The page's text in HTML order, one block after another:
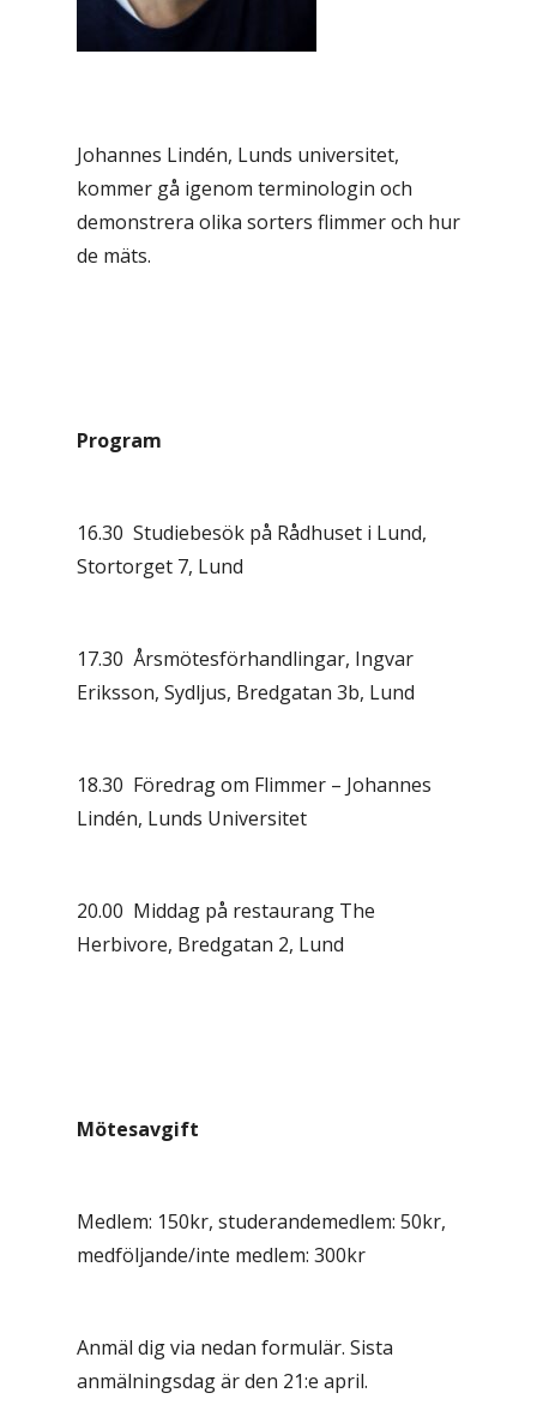
Johannes Lindén, Lunds universitet,
kommer gå igenom terminologin och
demonstrera olika sorters flimmer och hur
de mäts.
Program
16.30 Studiebesök på Rådhuset i Lund,
Stortorget 7, Lund
17.30 Årsmötesförhandlingar, Ingvar
Eriksson, Sydljus, Bredgatan 3b, Lund
18.30 Föredrag om Flimmer – Johannes
Lindén, Lunds Universitet
20.00 Middag på restaurang The
Herbivore, Bredgatan 2, Lund
Mötesavgift
Medlem: 150kr, studerandemedlem: 50kr,
medföljande/inte medlem: 300kr
Anmäl dig via nedan formulär. Sista
anmälningsdag är den 21:e april.